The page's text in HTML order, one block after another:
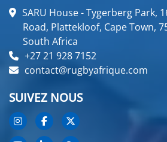
SARU House - Tygerberg Park,
Road, Plattekloof, Cape Town,
South Africa
+27 21 928 7152
contact@rugbyafrique.com
SUIVEZ NOUS